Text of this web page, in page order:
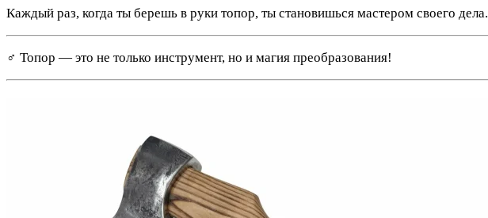
Каждый раз, когда ты берешь в руки топор, ты становишься мастером своего дела.
‍♂️ Топор — это не только инструмент, но и магия преобразования!